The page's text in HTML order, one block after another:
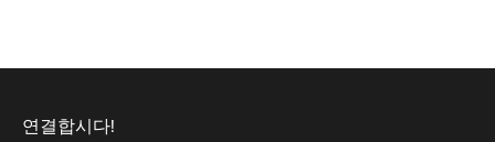
연결합시다!